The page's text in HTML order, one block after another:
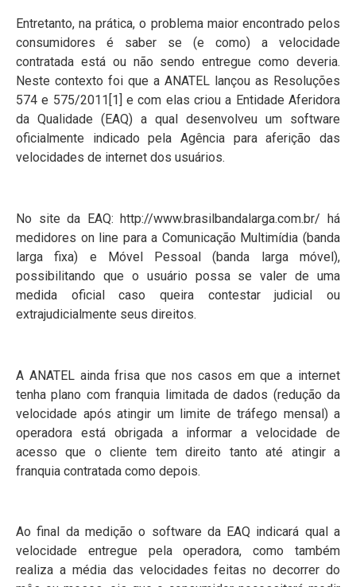
Entretanto, na prática, o problema maior encontrado pelos
consumidores é saber se (e como) a velocidade
contratada está ou não sendo entregue como deveria.
Neste contexto foi que a ANATEL lançou as Resoluções
574 e 575/2011[1] e com elas criou a Entidade Aferidora
da Qualidade (EAQ) a qual desenvolveu um software
oficialmente indicado pela Agência para aferição das
velocidades de internet dos usuários.
No site da EAQ: http://www.brasilbandalarga.com.br/ há
medidores on line para a Comunicação Multimídia (banda
larga fixa) e Móvel Pessoal (banda larga móvel),
possibilitando que o usuário possa se valer de uma
medida oficial caso queira contestar judicial ou
extrajudicialmente seus direitos.
A ANATEL ainda frisa que nos casos em que a internet
tenha plano com franquia limitada de dados (redução da
velocidade após atingir um limite de tráfego mensal) a
operadora está obrigada a informar a velocidade de
acesso que o cliente tem direito tanto até atingir a
franquia contratada como depois.
Ao final da medição o software da EAQ indicará qual a
velocidade entregue pela operadora, como também
realiza a média das velocidades feitas no decorrer do